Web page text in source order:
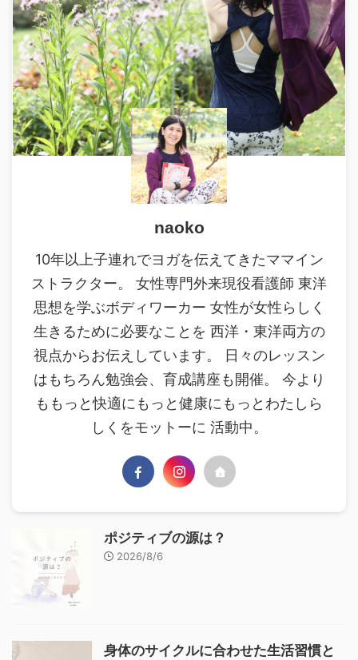
naoko
10年以上子連れでヨガを伝えてきたママイン
ストラクター。 女性専門外来現役看護師 東洋
思想を学ぶボディワーカー 女性が女性らしく
生きるために必要なことを 西洋・東洋両方の
視点からお伝えしています。 日々のレッスン
はもちろん勉強会、育成講座も開催。 今より
ももっと快適にもっと健康にもっとわたしら
しくをモットーに 活動中。
ポジティブの源は？
2026/8/6
身体のサイクルに合わせた生活習慣と